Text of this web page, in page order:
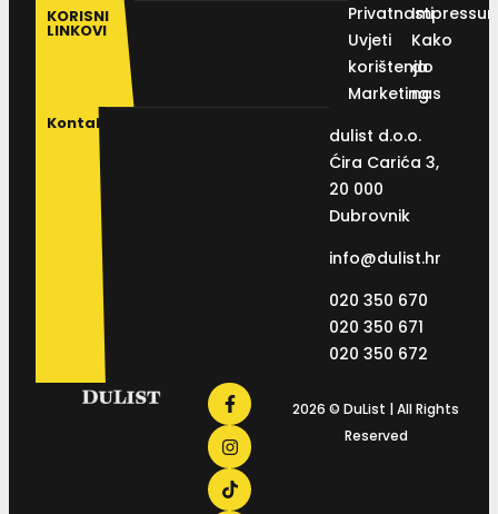
KORISNI
LINKOVI
Privatnosti
Uvjeti
korištenja
Marketing
Kako
do
nas
Kontakt
dulist d.o.o.
Ćira Carića 3,
20 000
Dubrovnik
info@dulist.hr
020 350 670
020 350 671
020 350 672
2026 © DuList | All Rights
Reserved